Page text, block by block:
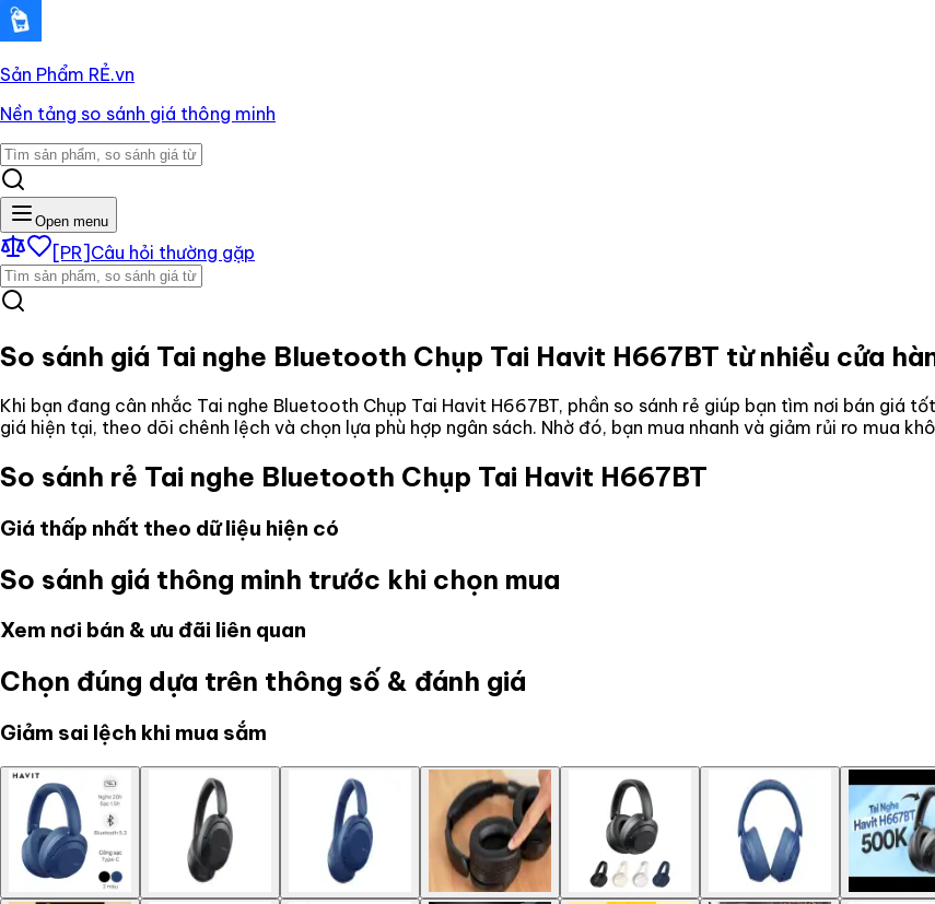
Sản Phẩm RẺ.vn
Nền tảng so sánh giá thông minh
Open menu
[PR] Câu hỏi thường gặp
So sánh giá Tai nghe Bluetooth Chụp Tai Havit H667BT từ nhiều cửa
Khi bạn đang cân nhắc Tai nghe Bluetooth Chụp Tai Havit H667BT, phần so sánh rẻ giúp bạn tìm nơi bán giá
giá hiện tại, theo dõi chênh lệch và chọn lựa phù hợp ngân sách. Nhờ đó, bạn mua nhanh và giảm rủi ro mua
So sánh rẻ Tai nghe Bluetooth Chụp Tai Havit H667BT
Giá thấp nhất theo dữ liệu hiện có
So sánh giá thông minh trước khi chọn mua
Xem nơi bán & ưu đãi liên quan
Chọn đúng dựa trên thông số & đánh giá
Giảm sai lệch khi mua sắm